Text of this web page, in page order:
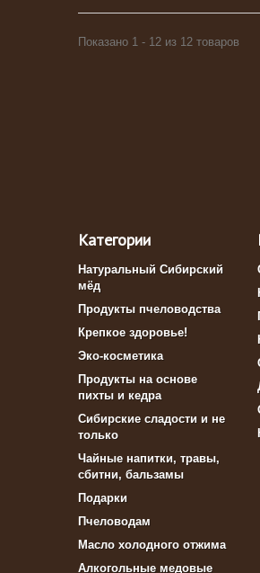
Показано 1 - 12 из 12 товаров
Категории
Натуральный Сибирский
мёд
Продукты пчеловодства
Крепкое здоровье!
Эко-косметика
Продукты на основе
пихты и кедра
Сибирские сладости и не
только
Чайные напитки, травы,
сбитни, бальзамы
Подарки
Пчеловодам
Масло холодного отжима
Алкогольные медовые